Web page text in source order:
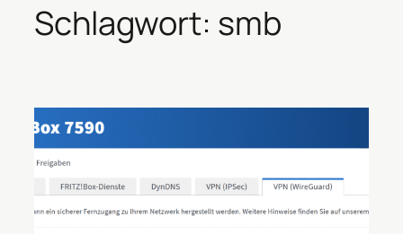
Schlagwort: smb